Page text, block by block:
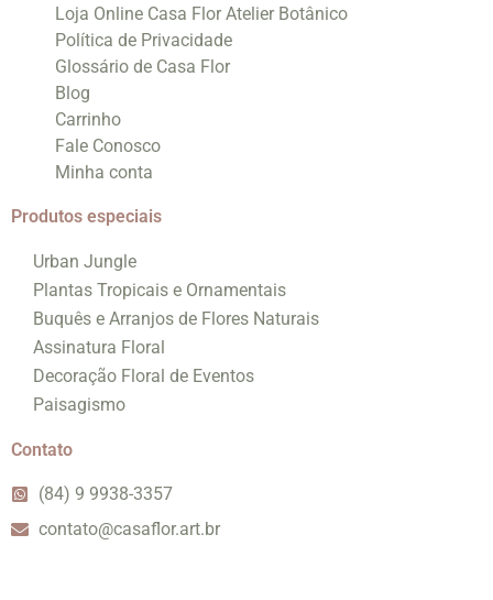
Loja Online Casa Flor Atelier Botânico
Política de Privacidade
Glossário de Casa Flor
Blog
Carrinho
Fale Conosco
Minha conta
Produtos especiais
Urban Jungle
Plantas Tropicais e Ornamentais
Buquês e Arranjos de Flores Naturais
Assinatura Floral
Decoração Floral de Eventos
Paisagismo
Contato
(84) 9 9938-3357
contato@casaflor.art.br